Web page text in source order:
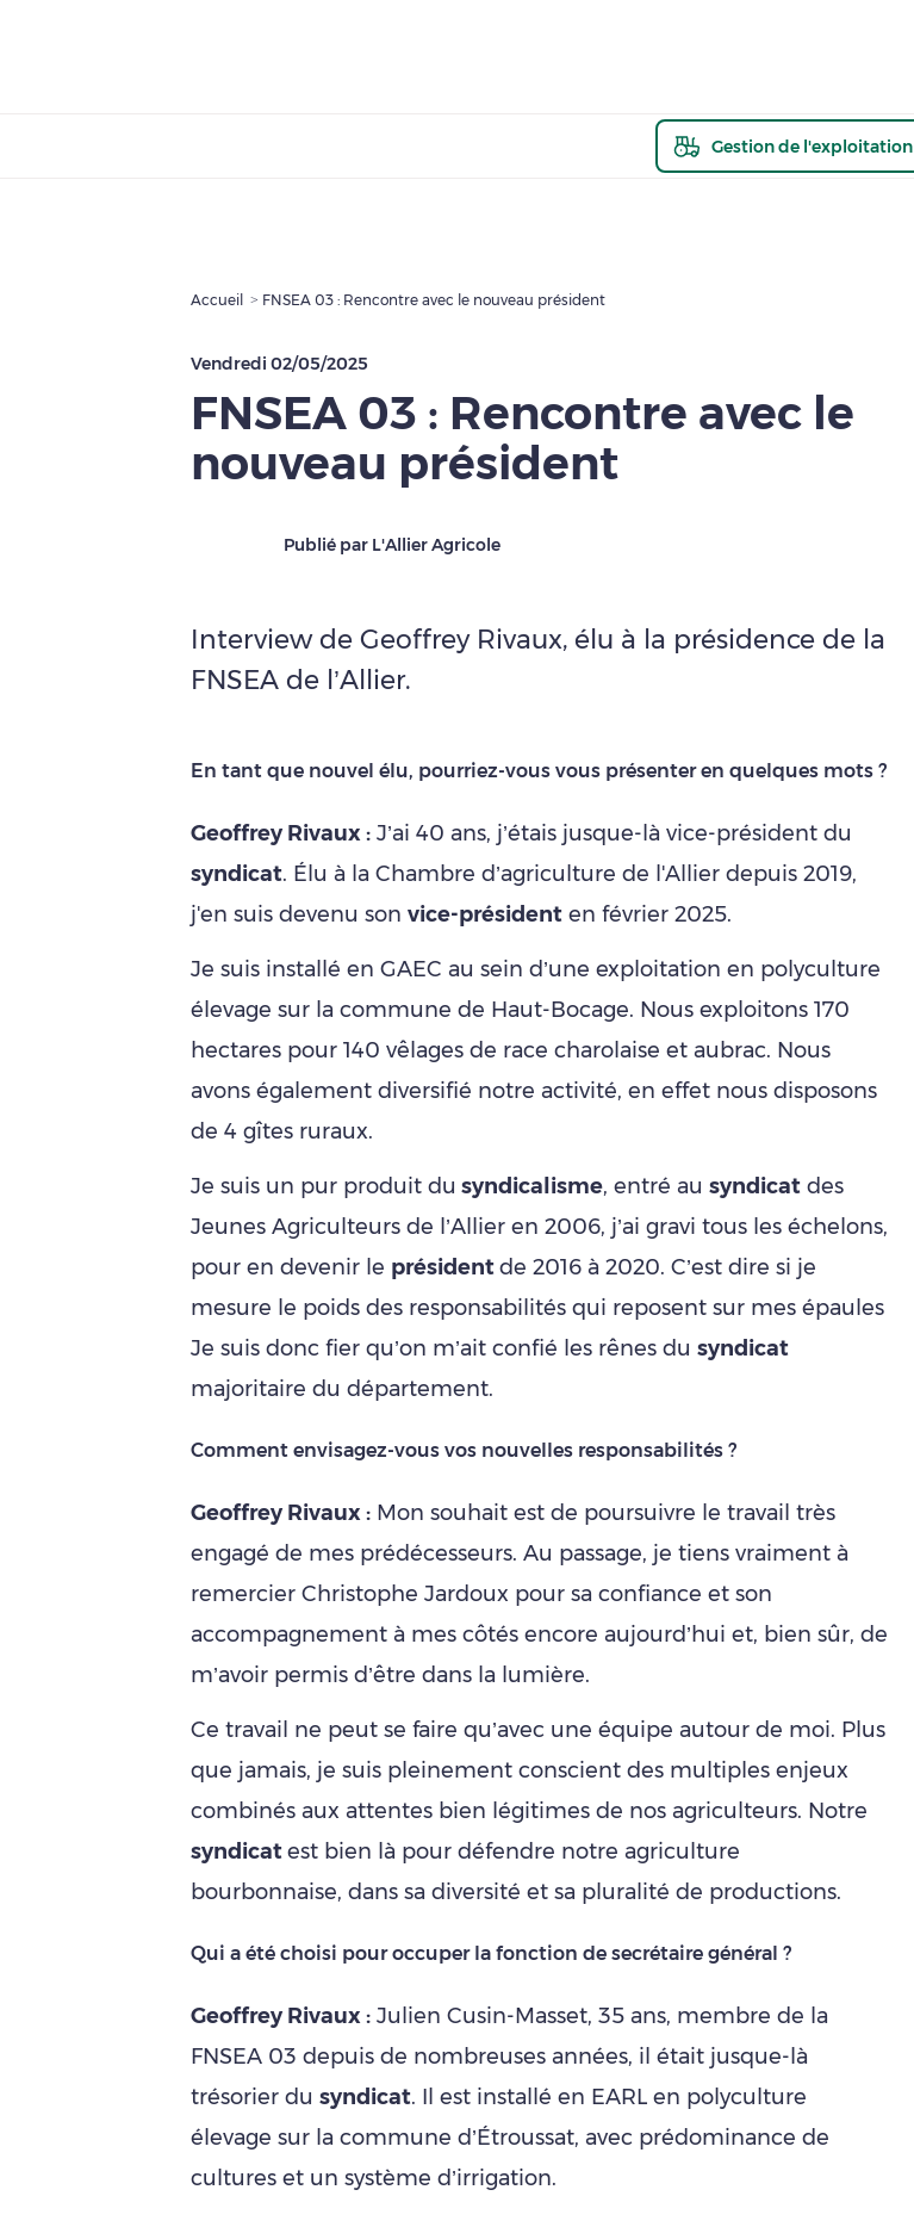
Gestion de l'exploitation
Accueil FNSEA 03 : Rencontre avec le nouveau président
Vendredi 02/05/2025
FNSEA 03 : Rencontre avec le
nouveau président
Publié par L'Allier Agricole
Interview de Geoffrey Rivaux, élu à la présidence de la
FNSEA de l’Allier.
En tant que nouvel élu, pourriez-vous vous présenter en quelques mots ?
Geoffrey Rivaux : J’ai 40 ans, j’étais jusque-là vice-président du
syndicat. Élu à la Chambre d’agriculture de l'Allier depuis 2019,
j'en suis devenu son vice-président en février 2025.
Je suis installé en GAEC au sein d’une exploitation en polyculture
élevage sur la commune de Haut-Bocage. Nous exploitons 170
hectares pour 140 vêlages de race charolaise et aubrac. Nous
avons également diversifié notre activité, en effet nous disposons
de 4 gîtes ruraux.
Je suis un pur produit du syndicalisme, entré au syndicat des
Jeunes Agriculteurs de l’Allier en 2006, j’ai gravi tous les échelons,
pour en devenir le présidentde 2016 à 2020. C’est dire si je
mesure le poids des responsabilités qui reposent sur mes épaules
Je suis donc fier qu’on m’ait confié les rênes du syndicat
majoritaire du département.
Comment envisagez-vous vos nouvelles responsabilités ?
Geoffrey Rivaux : Mon souhait est de poursuivre le travail très
engagé de mes prédécesseurs. Au passage, je tiens vraiment à
remercier Christophe Jardoux pour sa confiance et son
accompagnement à mes côtés encore aujourd’hui et, bien sûr, de
m’avoir permis d’être dans la lumière.
Ce travail ne peut se faire qu’avec une équipe autour de moi. Plus
que jamais, je suis pleinement conscient des multiples enjeux
combinés aux attentes bien légitimes de nos agriculteurs. Notre
syndicatest bien là pour défendre notre agriculture
bourbonnaise, dans sa diversité et sa pluralité de productions.
Qui a été choisi pour occuper la fonction de secrétaire général ?
Geoffrey Rivaux : Julien Cusin-Masset, 35 ans, membre de la
FNSEA 03 depuis de nombreuses années, il était jusque-là
trésorier du syndicat. Il est installé en EARL en polyculture
élevage sur la commune d’Étroussat, avec prédominance de
cultures et un système d’irrigation.